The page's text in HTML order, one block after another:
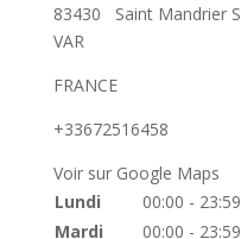
83430
Saint Mandrier
VAR
FRANCE
+33672516458
Voir sur Google Maps
Lundi
00:00 - 23:59
Mardi
00:00 - 23:59